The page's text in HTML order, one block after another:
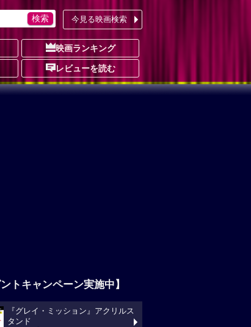
今見る映画検索
映画ランキング
レビューを読む
ントキャンペーン実施中】
『グレイ・ミッション』アクリルス
タンド